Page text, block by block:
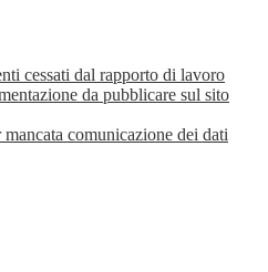
cessati dal rapporto di lavoro
da pubblicare sul sito
mancata comunicazione dei dati